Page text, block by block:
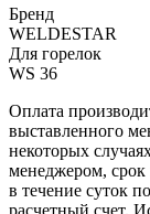
Бренд
WELDESTAR
Для горелок
WS 36
Оплата
выставленного
некоторых
менеджером, срок
в течение суток
расчетный счет.